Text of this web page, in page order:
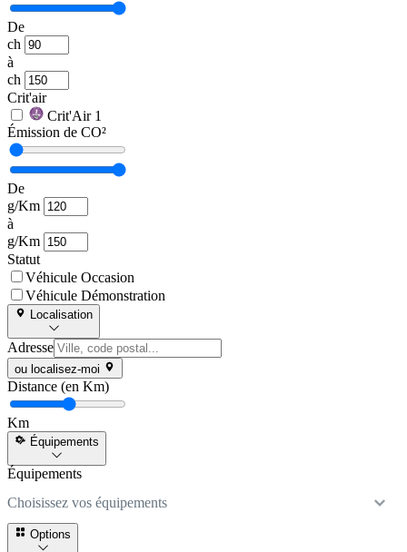
De
ch
à
ch
Crit'air
Crit'Air 1
Émission de CO²
De
g/Km
à
g/Km
Statut
Véhicule Occasion
Véhicule Démonstration
Localisation
Adresse
ou localisez-moi
Distance (en Km)
Km
Équipements
Équipements
Choisissez vos équipements
Options